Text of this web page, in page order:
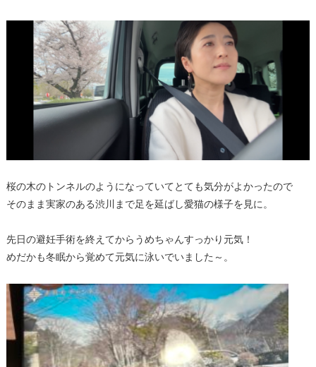
桜の木のトンネルのようになっていてとても気分がよかったので
そのまま実家のある渋川まで足を延ばし愛猫の様子を見に。
先日の避妊手術を終えてからうめちゃんすっかり元気！
めだかも冬眠から覚めて元気に泳いでいました～。